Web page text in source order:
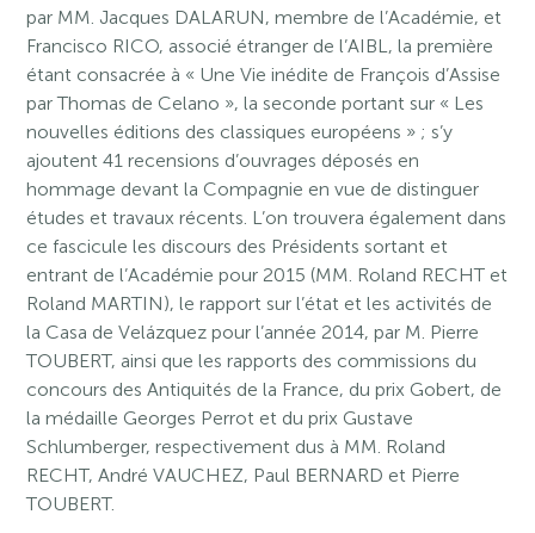
par MM. Jacques DALARUN, membre de l’Académie, et
Francisco RICO, associé étranger de l’AIBL, la première
étant consacrée à « Une Vie inédite de François d’Assise
par Thomas de Celano », la seconde portant sur « Les
nouvelles éditions des classiques européens » ; s’y
ajoutent 41 recensions d’ouvrages déposés en
hommage devant la Compagnie en vue de distinguer
études et travaux récents. L’on trouvera également dans
ce fascicule les discours des Présidents sortant et
entrant de l’Académie pour 2015 (MM. Roland RECHT et
Roland MARTIN), le rapport sur l’état et les activités de
la Casa de Velázquez pour l’année 2014, par M. Pierre
TOUBERT, ainsi que les rapports des commissions du
concours des Antiquités de la France, du prix Gobert, de
la médaille Georges Perrot et du prix Gustave
Schlumberger, respectivement dus à MM. Roland
RECHT, André VAUCHEZ, Paul BERNARD et Pierre
TOUBERT.